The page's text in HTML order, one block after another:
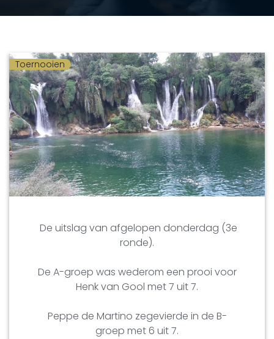
Toernooien
De uitslag van afgelopen donderdag (3e
ronde).
De A-groep was wederom een prooi voor
Henk van Gool met 7 uit 7.
Peppe de Martino zegevierde in de B-
groep met 6 uit 7.